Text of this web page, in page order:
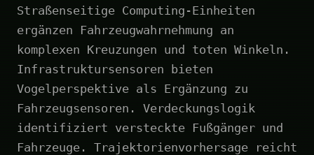
Straßenseitige Computing-Einheiten
ergänzen Fahrzeugwahrnehmung an
komplexen Kreuzungen und toten Winkeln.
Infrastruktursensoren bieten
Vogelperspektive als Ergänzung zu
Fahrzeugsensoren. Verdeckungslogik
identifiziert versteckte Fußgänger und
Fahrzeuge. Trajektorienvorhersage reicht